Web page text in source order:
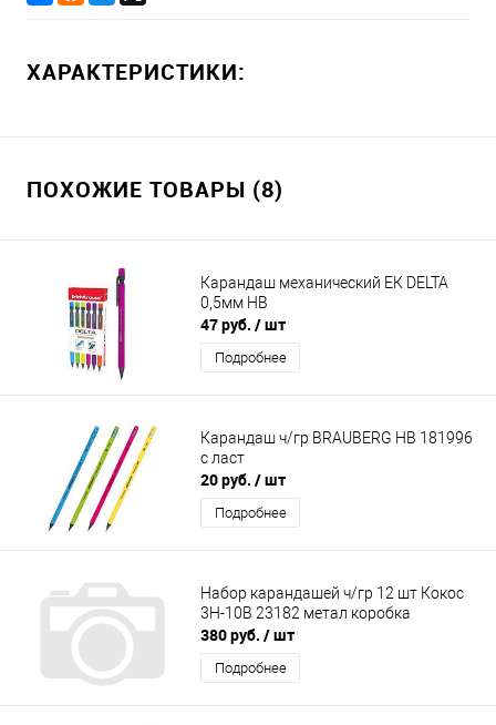
ХАРАКТЕРИСТИКИ:
ПОХОЖИЕ ТОВАРЫ (8)
Карандаш механический ЕК DELTA
0,5мм НВ
47 руб. / шт
Подробнее
Карандаш ч/гр BRAUBERG НВ 181996
с ласт
20 руб. / шт
Подробнее
Набор карандашей ч/гр 12 шт Кокос
3Н-10В 23182 метал коробка
380 руб. / шт
Подробнее